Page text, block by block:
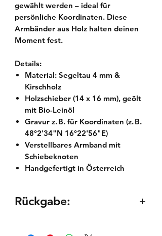
gewählt werden – ideal für
persönliche Koordinaten. Diese
Armbänder aus Holz halten deinen
Moment fest.
Details:
Material: Segeltau 4 mm &
Kirschholz
Holzschieber (14 x 16 mm), geölt
mit Bio-Leinöl
Gravur z. B. für Koordinaten (z. B.
48°2'34"N 16°22'56"E)
Verstellbares Armband mit
Schiebeknoten
Handgefertigt in Österreich
Rückgabe: